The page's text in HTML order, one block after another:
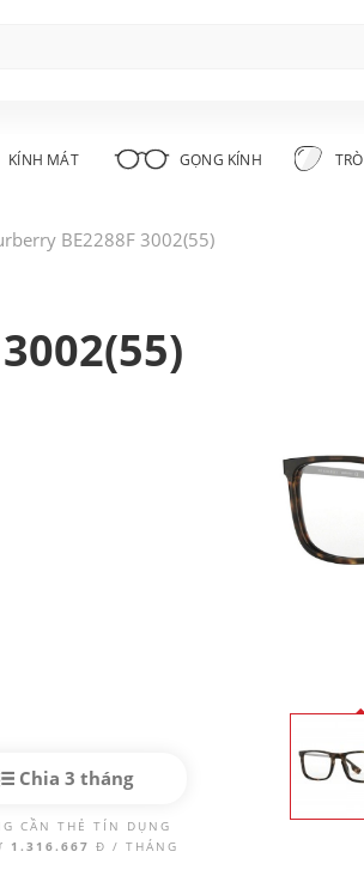
KÍNH MÁT GỌNG KÍNH
BE2288F 3002(55)
Chia 3 tháng
CẦN THẺ TÍN DỤNG
1.316.667Đ / THÁNG